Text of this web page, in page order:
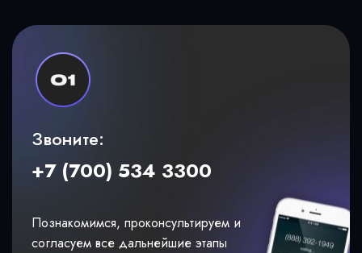
Звоните:
+7 (700) 534 3300
Познакомимся, проконсультируем и
согласуем все дальнейшие этапы